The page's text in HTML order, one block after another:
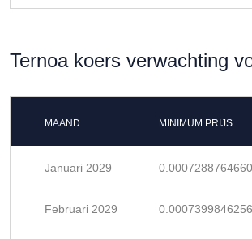
Ternoa koers verwachting
MAAND MINIMUM PRIJS
Januari 2029
Februari 2029